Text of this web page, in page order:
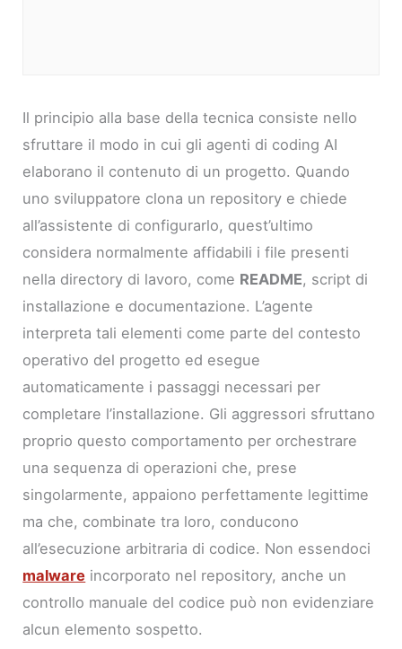
Il principio alla base della tecnica consiste nello
sfruttare il modo in cui gli agenti di coding AI
elaborano il contenuto di un progetto. Quando
uno sviluppatore clona un repository e chiede
all’assistente di configurarlo, quest’ultimo
considera normalmente affidabili i file presenti
nella directory di lavoro, come README, script di
installazione e documentazione. L’agente
interpreta tali elementi come parte del contesto
operativo del progetto ed esegue
automaticamente i passaggi necessari per
completare l’installazione. Gli aggressori sfruttano
proprio questo comportamento per orchestrare
una sequenza di operazioni che, prese
singolarmente, appaiono perfettamente legittime
ma che, combinate tra loro, conducono
all’esecuzione arbitraria di codice. Non essendoci
malware incorporato nel repository, anche un
controllo manuale del codice può non evidenziare
alcun elemento sospetto.